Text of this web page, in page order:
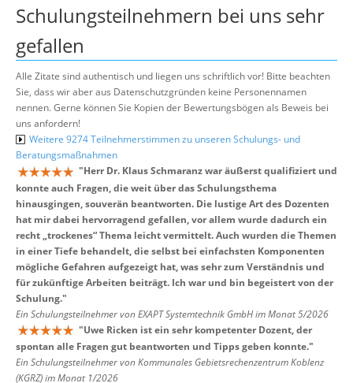
Schulungsteilnehmern bei uns sehr
gefallen
Alle Zitate sind authentisch und liegen uns schriftlich vor! Bitte beachten
Sie, dass wir aber aus Datenschutzgründen keine Personennamen
nennen. Gerne können Sie Kopien der Bewertungsbögen als Beweis bei
uns anfordern!
Weitere 9274 Teilnehmerstimmen zu unseren Schulungs- und
Beratungsmaßnahmen
"Herr Dr. Klaus Schmaranz war äußerst qualifiziert und
konnte auch Fragen, die weit über das Schulungsthema
hinausgingen, souverän beantworten. Die lustige Art des Dozenten
hat mir dabei hervorragend gefallen, vor allem wurde dadurch ein
recht „trockenes“ Thema leicht vermittelt. Auch wurden die Themen
in einer Tiefe behandelt, die selbst bei einfachsten Komponenten
mögliche Gefahren aufgezeigt hat, was sehr zum Verständnis und
für zukünftige Arbeiten beiträgt. Ich war und bin begeistert von der
Schulung."
Ein Schulungsteilnehmer von EXAPT Systemtechnik GmbH im Monat 5/2026
"Uwe Ricken ist ein sehr kompetenter Dozent, der
spontan alle Fragen gut beantworten und Tipps geben konnte."
Ein Schulungsteilnehmer von Kommunales Gebietsrechenzentrum Koblenz
(KGRZ) im Monat 1/2026